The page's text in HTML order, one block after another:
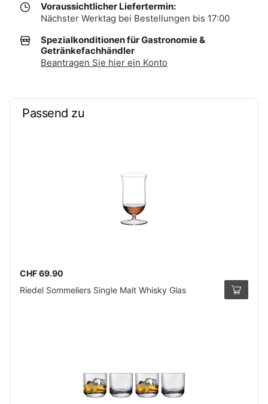
Voraussichtlicher Liefertermin:
Nächster Werktag bei Bestellungen bis 17:00
Spezialkonditionen für Gastronomie &
Getränkefachhändler
Beantragen Sie hier ein Konto
Passend zu
CHF 69.90
Riedel Sommeliers Single Malt Whisky Glas